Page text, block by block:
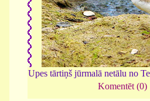
Upes tārtiņš jūrmalā netālu no
Komentēt (0)